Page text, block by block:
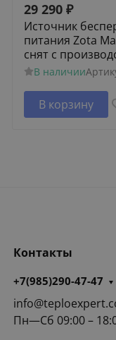
29 290 ₽
Источник
питания Zota
снят с
В наличии
В корзину
Контакты
+7(985)290-47-47
Пн—Сб 09:00 –